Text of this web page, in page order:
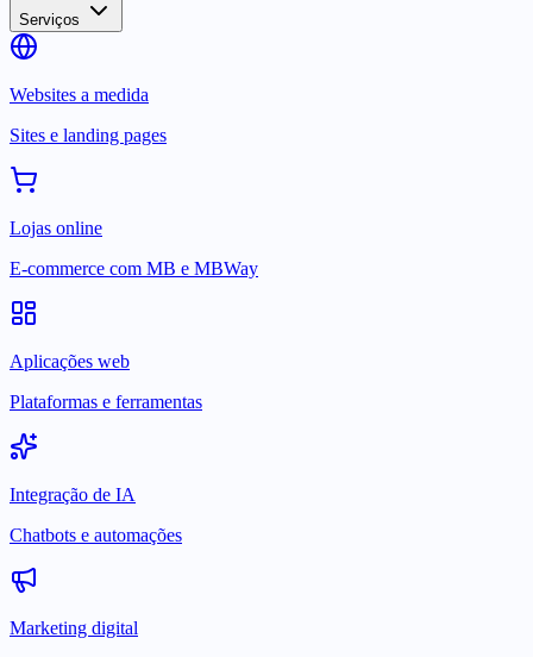
Serviços
Websites a medida
Sites e landing pages
Lojas online
E-commerce com MB e MBWay
Aplicações web
Plataformas e ferramentas
Integração de IA
Chatbots e automações
Marketing digital